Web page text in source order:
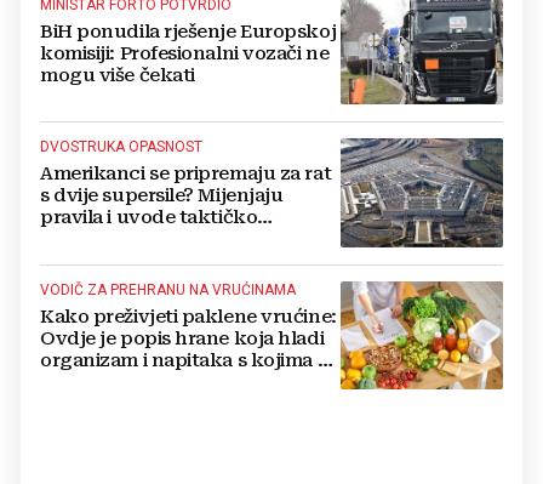
MINISTAR FORTO POTVRDIO
BiH ponudila rješenje Europskoj
komisiji: Profesionalni vozači ne
mogu više čekati
DVOSTRUKA OPASNOST
Amerikanci se pripremaju za rat
s dvije supersile? Mijenjaju
pravila i uvode taktičko
VODIČ ZA PREHRANU NA VRUĆINAMA
Kako preživjeti paklene vrućine:
Ovdje je popis hrane koja hladi
organizam i napitaka s kojima si